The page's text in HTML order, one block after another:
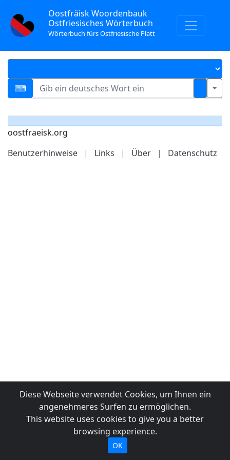
Oostfräisk Woordenbauk
Ostfriesisches Wörterbuch
Wörterbuch fürs Ostfriesische Platt
oostfraeisk.org
Benutzerhinweise
| Links | Über | Datenschutz
Diese Webseite verwendet Cookies, um Ihnen ein
angenehmeres Surfen zu ermöglichen.
This website uses cookies to give you a better
browsing experience.
OK